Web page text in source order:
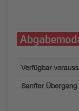
Verfügbar
Sanfter Übergang